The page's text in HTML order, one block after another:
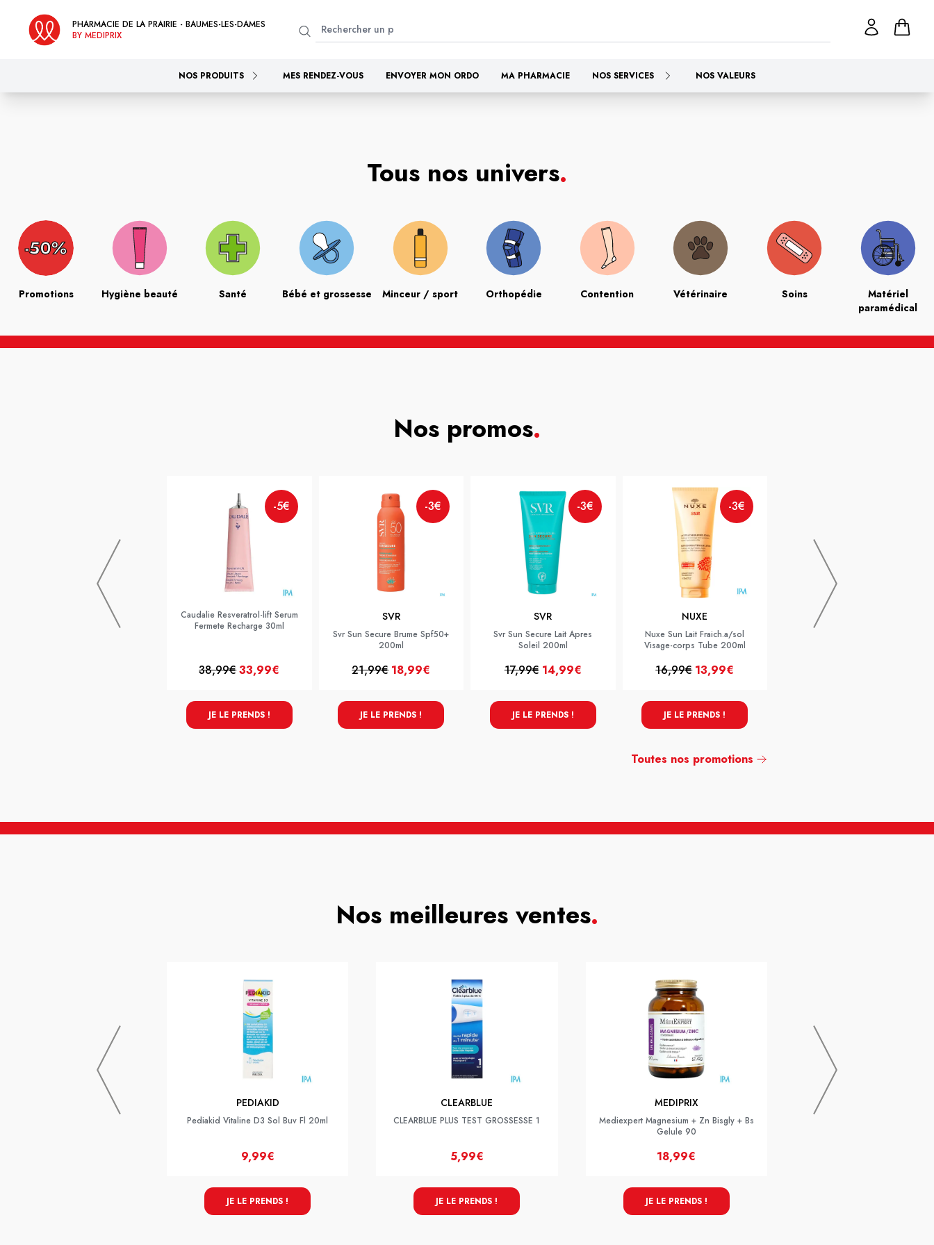
PHARMACIE DE LA PRAIRIE - BAUMES-LES-DAMES
BY MEDIPRIX
NOS PRODUITS MES RENDEZ-VOUS ENVOYER MON ORDO MA PHARMACIE NOS SERVICES NOS VALEURS
Tous nos univers.
Promotions Hygiène beauté Santé Bébé et grossesse Minceur / sport Orthopédie Contention Vétérinaire Soins
Matériel
paramédical
Nos promos.
-5€
Caudalie Resveratrol-lift Serum
Fermete Recharge 30ml
38,99€33,99€
JE LE PRENDS !
-3€
SVR
Svr Sun Secure Brume Spf50+
200ml
21,99€ 18,99€
JE LE PRENDS !
-3€
SVR
Svr Sun Secure Lait Apres
Soleil 200ml
17,99€ 14,99€
JE LE PRENDS !
-3€
NUXE
Nuxe Sun Lait Fraich.a/sol
Visage-corps Tube 200ml
16,99€ 13,99€
JE LE PRENDS !
Toutes nos promotions
Nos meilleures ventes.
PEDIAKID
Pediakid Vitaline D3 Sol Buv Fl 20ml
9,99€
JE LE PRENDS !
CLEARBLUE
CLEARBLUE PLUS TEST GROSSESSE 1
5,99€
JE LE PRENDS !
MEDIPRIX
Mediexpert Magnesium + Zn Bisgly + Bs
Gelule 90
18,99€
JE LE PRENDS !